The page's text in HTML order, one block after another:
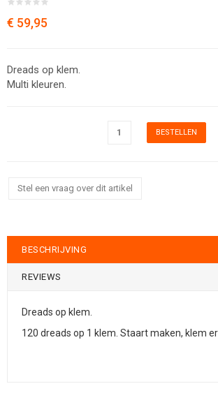
€ 59,95
Dreads op klem.
Multi kleuren.
Stel een vraag over dit artikel
BESCHRIJVING
REVIEWS
Dreads op klem.
120 dreads op 1 klem. Staart maken, klem